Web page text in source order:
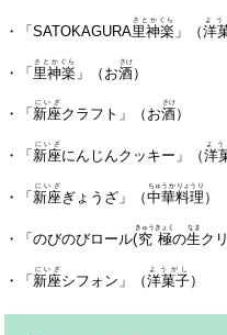
・「SATOKAGURA里神楽
さとかぐら
」（洋
よう
・「里神楽
さとかぐら
」（お酒
さけ
）
・「 新座
にいざ
クラフト」（お酒
さけ
）
・「 新座
にいざ
にんじんクッキー」（洋
よう
・「 新座
にいざ
ぎょうざ」（中華
ちゅうか
料理
りょうり
）
・「のびのびロール(究極
きゅうきょく
の生
なま
ク
・「新座
にいざ
シフォン」（洋菓子
ようがし
）